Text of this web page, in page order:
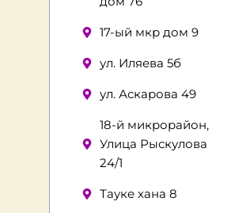
17-ый мкр дом 9
ул. Иляева 5б
ул. Аскарова 49
18-й микрорайон,
Улица Рыскулова
24/1
Тауке хана 8